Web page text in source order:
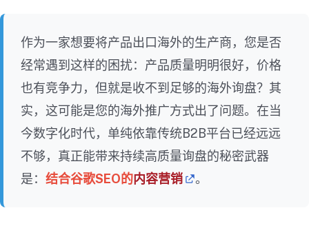
作为一家想要将产品出口海外的生产商，您是否
经常遇到这样的困扰：产品质量明明很好，价格
也有竞争力，但就是收不到足够的海外询盘？其
实，这可能是您的海外推广方式出了问题。在当
今数字化时代，单纯依靠传统B2B平台已经远远
不够，真正能带来持续高质量询盘的秘密武器
是： 结合谷歌SEO的内容营销 。